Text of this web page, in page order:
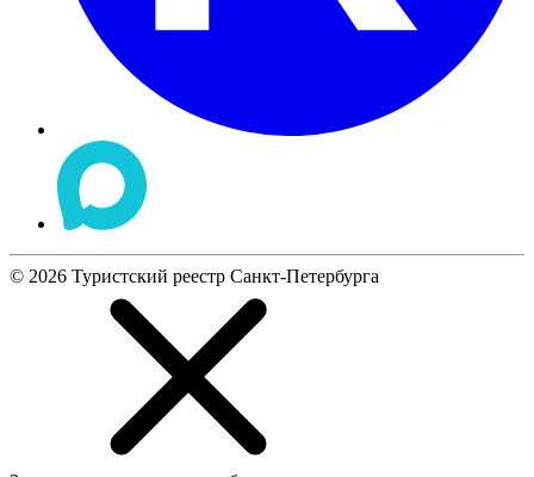
© 2026 Туристский реестр Санкт-Петербурга